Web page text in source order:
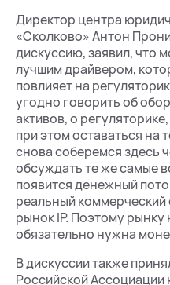
Директор центра
«Сколково» Антон
дискуссию, заявил, что
лучшим драйвером,
повлияет на
угодно говорить об
активов, о
при этом оставаться
снова соберемся здесь
обсуждать те же самые
появится денежный
реальный
рынок IP. Поэтому
обязательно нужна
В дискуссии также
Российской Ассоциации